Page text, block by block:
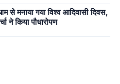
से मनाया गया विश्व आदिवासी दिवस,
ने किया पौधारोपण